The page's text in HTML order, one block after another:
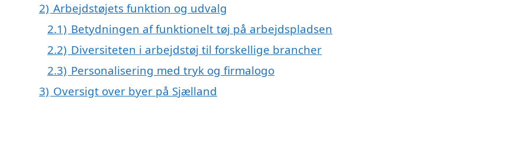
2) Arbejdstøjets funktion og udvalg
2.1) Betydningen af funktionelt tøj på arbejdspladsen
2.2) Diversiteten i arbejdstøj til forskellige brancher
2.3) Personalisering med tryk og firmalogo
3) Oversigt over byer på Sjælland